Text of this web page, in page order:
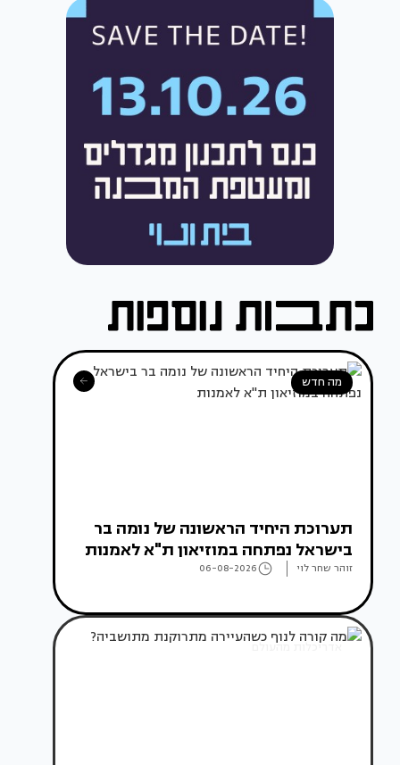
מה חדש
תערוכת היחיד הראשונה של נומה בר
בישראל נפתחה במוזיאון ת"א לאמנות
זוהר שחר לוי 06-08-2026
אדריכלות מהעולם